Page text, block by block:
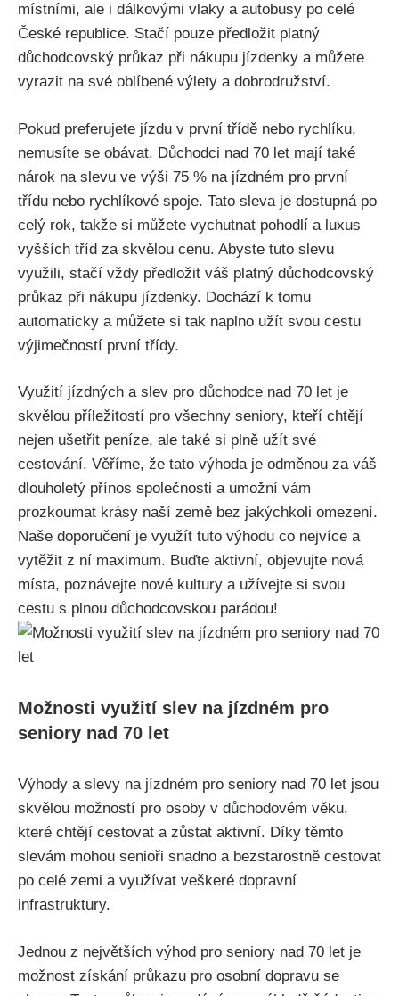
místními, ale i dálkovými vlaky a autobusy po celé
České republice. Stačí pouze předložit platný
důchodcovský průkaz‍ při nákupu jízdenky a můžete
vyrazit na své oblíbené výlety a dobrodružství.
Pokud preferujete jízdu v první třídě⁤ nebo rychlíku,
nemusíte se obávat. Důchodci nad 70 ‌let mají také
nárok⁣ na slevu ve výši 75 ⁣% na‌ jízdném ​pro první
třídu nebo rychlíkové spoje. Tato sleva ⁣je dostupná po
celý‌ rok, ⁣takže si ‍můžete vychutnat pohodlí a luxus
vyšších tříd za skvělou cenu. Abyste tuto slevu
využili,​ stačí‌ vždy předložit váš platný důchodcovský
průkaz ​při nákupu jízdenky. Dochází k tomu
automaticky a můžete si ⁢tak naplno ⁢užít svou cestu
výjimečností první ‌třídy.
Využití ⁤jízdných⁢ a slev pro důchodce ‌nad 70⁣ let je
‍skvělou příležitostí pro všechny seniory, kteří ‍chtějí
nejen ušetřit ​peníze, ale ​také si plně užít své
cestování. Věříme, že tato⁤ výhoda je odměnou ‌za váš
dlouholetý přínos společnosti a⁢ umožní vám
prozkoumat⁢ krásy naší země‌ bez jakýchkoli omezení.
Naše ‌doporučení ⁣je využít tuto výhodu co⁤ nejvíce​ a
vytěžit z ní maximum. Buďte aktivní, objevujte nová
místa, poznávejte nové kultury a užívejte si svou
cestu s‌ plnou důchodcovskou parádou!
Možnosti využití slev na jízdném pro
seniory nad 70 let
Výhody a slevy na jízdném pro seniory nad 70 let jsou
skvělou⁤ možností pro‍ osoby v důchodovém věku,
které chtějí cestovat a zůstat aktivní. Díky těmto
slevám mohou senioři snadno a bezstarostně cestovat
po‌ celé zemi a využívat veškeré dopravní
infrastruktury.
Jednou z největších výhod pro seniory nad 70 let je
možnost ​získání průkazu pro ⁢osobní dopravu se⁣